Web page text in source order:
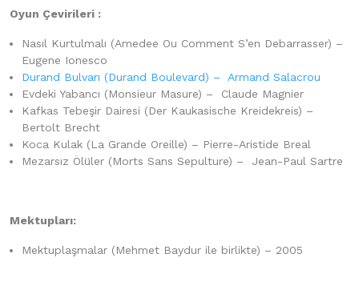
Oyun Çevirileri :
Nasıl Kurtulmalı (Amedee Ou Comment S’en Debarrasser) –
Eugene Ionesco
Durand Bulvarı (Durand Boulevard) – Armand Salacrou
Evdeki Yabancı (Monsieur Masure) – Claude Magnier
Kafkas Tebeşir Dairesi (Der Kaukasische Kreidekreis) –
Bertolt Brecht
Koca Kulak (La Grande Oreille) – Pierre-Aristide Breal
Mezarsız Ölüler (Morts Sans Sepulture) – Jean-Paul Sartre
Mektupları:
Mektuplaşmalar (Mehmet Baydur ile birlikte) – 2005